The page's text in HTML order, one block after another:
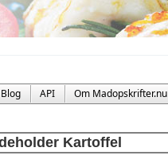
Blog API Om Madopskrifter.nu
Kartoffel